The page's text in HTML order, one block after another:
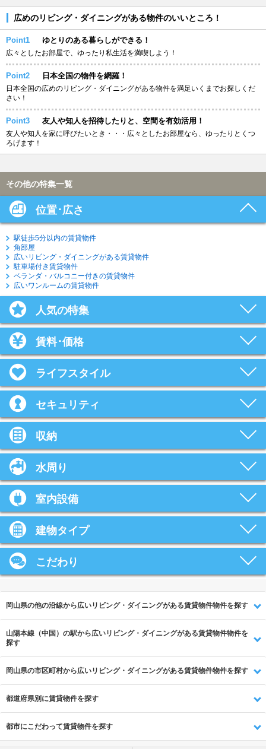
広めのリビング・ダイニングがある物件のいいところ！
Point1 ゆとりのある暮らしができる！
広々としたお部屋で、ゆったり私生活を満喫しよう！
Point2 日本全国の物件を網羅！
日本全国の広めのリビング・ダイニングがある物件を満足いくまでお探しくだ
さい！
Point3 友人や知人を招待したりと、空間を有効活用！
友人や知人を家に呼びたいとき・・・広々としたお部屋なら、ゆったりとくつ
ろげます！
その他の特集一覧
位置･広さ
駅徒歩5分以内の賃貸物件
角部屋
広いリビング・ダイニングがある賃貸物件
駐車場付き賃貸物件
ベランダ・バルコニー付きの賃貸物件
広いワンルームの賃貸物件
人気の特集
賃料･価格
ライフスタイル
セキュリティ
収納
水周り
室内設備
建物タイプ
こだわり
岡山県の他の沿線から広いリビング・ダイニングがある賃貸物件物件を探す
山陽本線（中国）の駅から広いリビング・ダイニングがある賃貸物件物件を
探す
岡山県の市区町村から広いリビング・ダイニングがある賃貸物件物件を探す
都道府県別に賃貸物件を探す
都市にこだわって賃貸物件を探す